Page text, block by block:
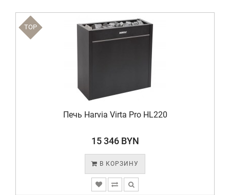
TOP
Печь Harvia Virta Pro HL220
15 346 BYN
В КОРЗИНУ